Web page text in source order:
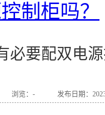
制柜吗？
必要配双电
浏览： - 发布日期：